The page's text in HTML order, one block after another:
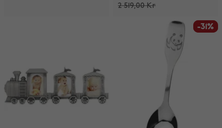
2 519,00 Kr
-31%
-31%